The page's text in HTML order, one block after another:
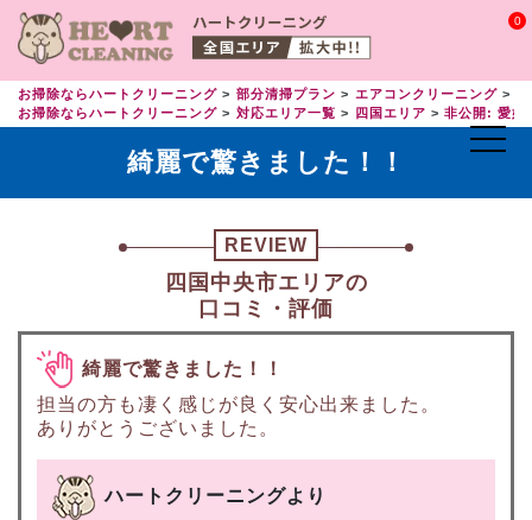
0
お掃除ならハートクリーニング 部分清掃プラン エアコンクリーニング
お掃除ならハートクリーニング
対応エリア一覧 四国エリア 非公開: 愛媛
綺麗で驚きました！！
REVIEW
四国中央市エリアの
口コミ・評価
綺麗で驚きました！！
担当の方も凄く感じが良く安心出来ました。
ありがとうございました。
ハートクリーニングより